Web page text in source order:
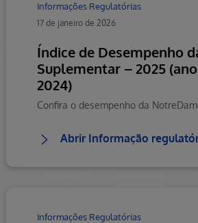
Informações Regulatórias
17 de janeiro de 2026
Índice de Desempenho
Suplementar – 2025
2024)
Abrir Informação
Informações Regulatórias